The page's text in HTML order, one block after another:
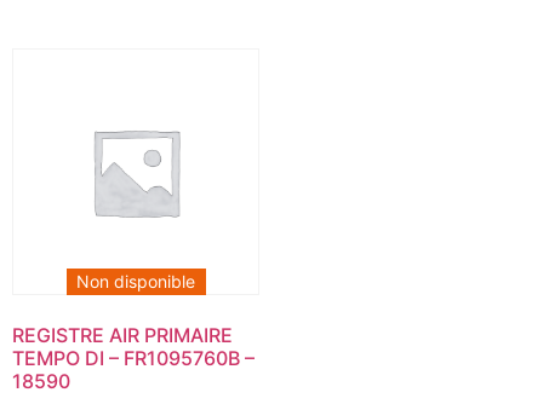
Non disponible
REGISTRE AIR PRIMAIRE
TEMPO DI – FR1095760B –
18590